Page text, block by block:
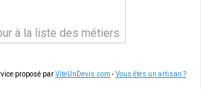
à la liste des métiers
proposé parViteUnDevis.com -Vous êtes un artisan ?